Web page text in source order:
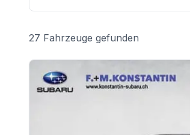
27 Fahrzeuge gefunden